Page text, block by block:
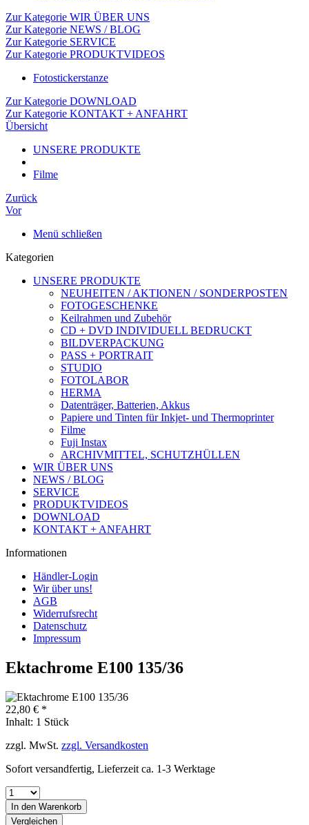
Zur Kategorie WIR ÜBER UNS
Zur Kategorie NEWS / BLOG
Zur Kategorie SERVICE
Zur Kategorie PRODUKTVIDEOS
Fotostickerstanze
Zur Kategorie DOWNLOAD
Zur Kategorie KONTAKT + ANFAHRT
Übersicht
UNSERE PRODUKTE
Filme
Zurück
Vor
Menü schließen
Kategorien
UNSERE PRODUKTE
NEUHEITEN / AKTIONEN / SONDERPOSTEN
FOTOGESCHENKE
Keilrahmen und Zubehör
CD + DVD INDIVIDUELL BEDRUCKT
BILDVERPACKUNG
PASS + PORTRAIT
STUDIO
FOTOLABOR
HERMA
Datenträger, Batterien, Akkus
Papiere und Tinten für Inkjet- und Thermoprinter
Filme
Fuji Instax
ARCHIVMITTEL, SCHUTZHÜLLEN
WIR ÜBER UNS
NEWS / BLOG
SERVICE
PRODUKTVIDEOS
DOWNLOAD
KONTAKT + ANFAHRT
Informationen
Händler-Login
Wir über uns!
AGB
Widerrufsrecht
Datenschutz
Impressum
Ektachrome E100 135/36
22,80 € *
Inhalt: 1 Stück
zzgl. MwSt. zzgl. Versandkosten
Sofort versandfertig, Lieferzeit ca. 1-3 Werktage
In den Warenkorb
Vergleichen